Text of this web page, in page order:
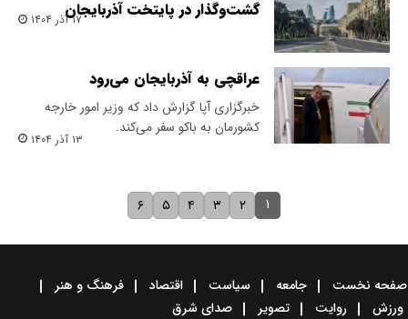
گشت‌و‌گذار در پایتخت آذربایجان
۱۷ آذر ۱۴۰۴
عراقچی به آذربایجان می‌رود
خبرگزاری آپا گزارش داد که وزیر امور خارجه
کشورمان به باکو سفر می‌کند.
۱۳ آذر ۱۴۰۴
۱ ۲ ۳ ۴ ۵ ۶
صفحه نخست جامعه سیاست اقتصاد
فرهنگ و هنر
ورزش
روایت تصویر صدای شرق